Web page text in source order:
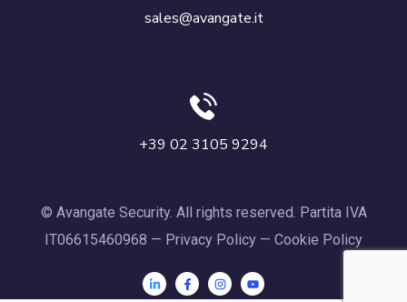
sales@avangate.it
+39 02 3105 9294
© Avangate Security. All rights reserved. Partita IVA
IT06615460968 — Privacy Policy — Cookie Policy